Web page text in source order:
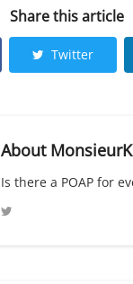
Share this article
Twitter
About MonsieurK
Is there a POAP for